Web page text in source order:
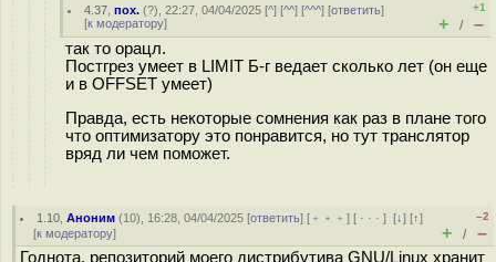
4.37 ,пох. (?), 22:27, 04/04/2025 [^] [^^] [^^^] [ответить]
[к модератору]
+1
+ / –
так то орацл.
Постгрез умеет в LIMIT Б-г ведает сколько лет (он еще
и в OFFSET умеет)
Правда, есть некоторые сомнения как раз в плане того
что оптимизатору это понравится, но тут транслятор
вряд ли чем поможет.
1.10 ,Аноним (10), 16:28, 04/04/2025 [ответить] [ ﹢﹢﹢] [ · · ·][↓] [↑]
[к модератору]
–2
+ / –
Годнота, репозиторий моего дистрибутива GNU/Linux хранит